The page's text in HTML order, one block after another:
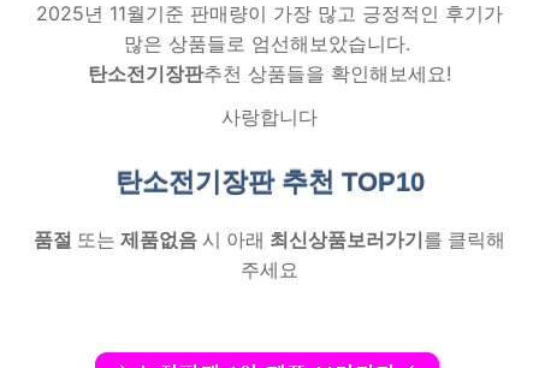
2025년 11월기준 판매량이 가장 많고 긍정적인 후기가
많은 상품들로 엄선해보았습니다.
탄소전기장판추천 상품들을 확인해보세요!
사랑합니다
탄소전기장판 추천 TOP10
품절 또는 제품없음 시 아래 최신상품보러가기 를 클릭해
주세요